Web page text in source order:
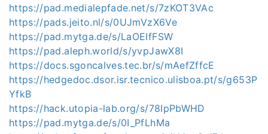
https://pad.medialepfade.net/s/7zKOT3VAc
https://pads.jeito.nl/s/0UJmVzX6Ve
https://pad.mytga.de/s/LaOEIfFSW
https://pad.aleph.world/s/yvpJawX8I
https://docs.sgoncalves.tec.br/s/mAefZffcE
https://hedgedoc.dsor.isr.tecnico.ulisboa.pt/s/g653P
YfkB
https://hack.utopia-lab.org/s/78IpPbWHD
https://pad.mytga.de/s/0I_PfLhMa